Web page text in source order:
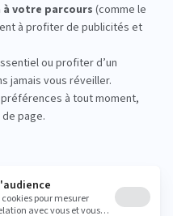
directement en
de position et
minutes
qui vous convient.
14:00 - 19:00